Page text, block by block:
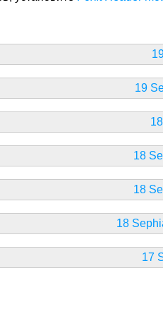
19
18
18
18
17